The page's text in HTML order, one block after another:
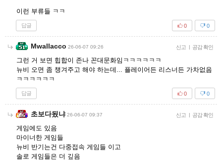
이런 부류들 ㅋㅋ
답글 0
0
Mwallacco 26-06-07 09:26 신고 | 공감 확인
그런 거 보면 힙합이 존나 꼰대문화임ㅋㅋㅋㅋㅋㅋ
뉴비 오면 좀 챙겨주고 해야 하는데... 플레이어든 리스너든 가차없음
ㅋㅋㅋㅋㅋㅋ
답글 0
0
초보다됬냐 26-06-07 09:37 신고 | 공감 확인
게임에도 있음
마이너한 게임들
뉴비 반기는건 다중접속 게임들 이고
솔로 게임들은 더 깊음